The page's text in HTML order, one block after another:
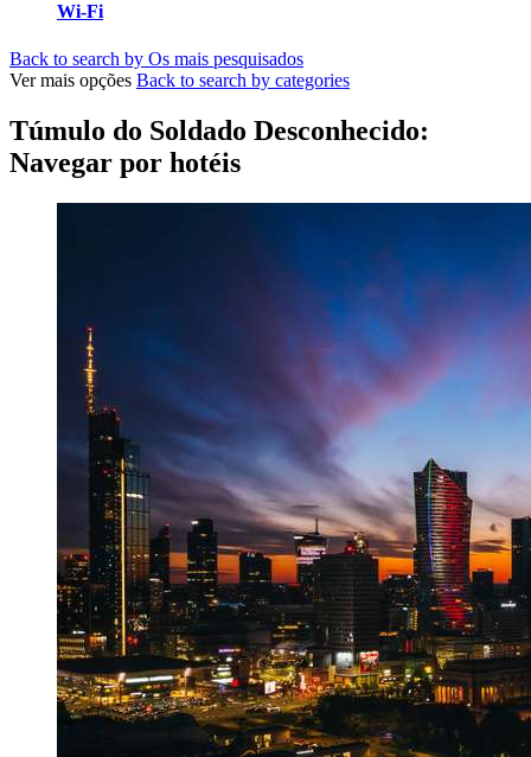
Wi-Fi
Back to search by Os mais pesquisados
Ver mais opções Back to search by categories
Túmulo do Soldado Desconhecido:
Navegar por hotéis